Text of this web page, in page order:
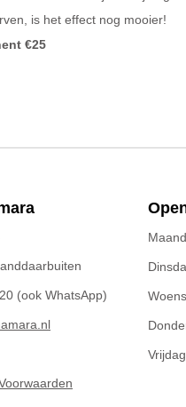
is het effect nog mooier!
€25
(ook WhatsApp)